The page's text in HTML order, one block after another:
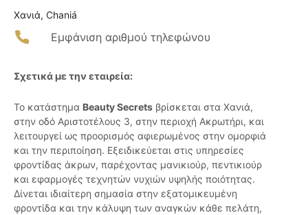
Χανιά, Chaniá
Εμφάνιση αριθμού τηλεφώνου
Σχετικά με την εταιρεία:
Το κατάστημα Beauty Secrets βρίσκεται στα Χανιά,
στην οδό Αριστοτέλους 3, στην περιοχή Ακρωτήρι, και
λειτουργεί ως προορισμός αφιερωμένος στην ομορφιά
και την περιποίηση. Εξειδικεύεται στις υπηρεσίες
φροντίδας άκρων, παρέχοντας μανικιούρ, πεντικιούρ
και εφαρμογές τεχνητών νυχιών υψηλής ποιότητας.
Δίνεται ιδιαίτερη σημασία στην εξατομικευμένη
φροντίδα και την κάλυψη των αναγκών κάθε πελάτη,